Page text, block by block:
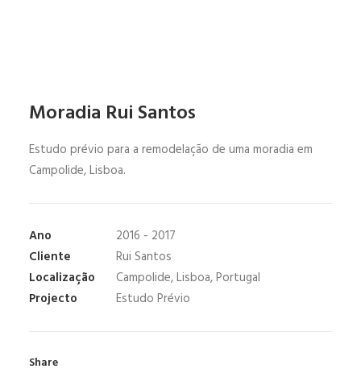
Moradia Rui Santos
Estudo prévio para a remodelação de uma moradia em
Campolide, Lisboa.
Ano
2016 - 2017
Cliente
Rui Santos
Localização
Campolide, Lisboa, Portugal
Projecto
Estudo Prévio
Share